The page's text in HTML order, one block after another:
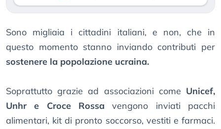
Sono migliaia i cittadini italiani, e non, che in
questo momento stanno inviando contributi per
sostenere la popolazione ucraina.
Soprattutto grazie ad associazioni come Unicef,
Unhr e Croce Rossavengono inviati pacchi
alimentari, kit di pronto soccorso, vestiti e farmaci.